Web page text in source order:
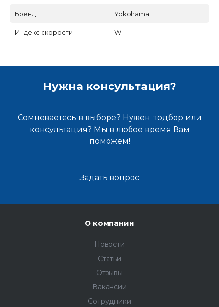
Бренд Yokohama
Индекс скорости W
Нужна консультация?
Сомневаетесь в выборе? Нужен подбор или
консультация? Мы в любое время Вам
поможем!
Задать вопрос
О компании
Новости
Статьи
Отзывы
Вакансии
Сотрудники